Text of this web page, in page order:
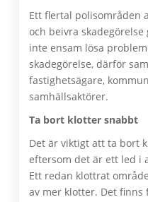
Ett flertal polisområden
och beivra
inte ensam lösa
skadegörelse, därför
fastighetsägare,
samhällsaktörer.
Ta bort klotter snabbt
Det är viktigt att ta bort
eftersom det är ett led i
Ett redan klottrat
av mer klotter. Det finns